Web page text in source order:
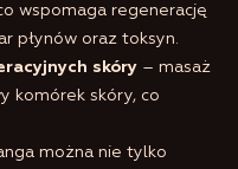
wspomaga regenerację
płynów oraz toksyn.
skóry – masaż
komórek skóry, co
można nie tylko